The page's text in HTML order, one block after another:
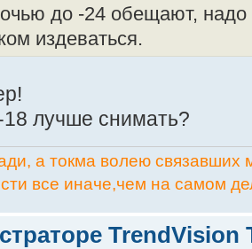
до -24 обещают, надо
издеваться.
лучше снимать?
а токма волею связавших
все иначе,чем на самом
TrendVision